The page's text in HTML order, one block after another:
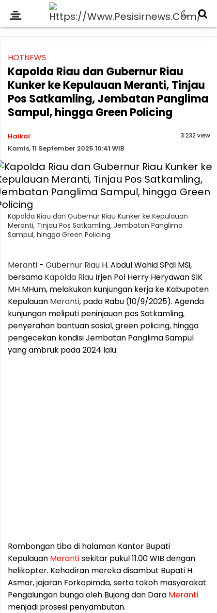
HOTNEWS
Kapolda Riau dan Gubernur Riau
Kunker ke Kepulauan Meranti, Tinjau
Pos Satkamling, Jembatan Panglima
Sampul, hingga Green Policing
Haikal
Kamis, 11 September 2025 10:41 WIB
3.232 view
Kapolda Riau dan Gubernur Riau Kunker ke Kepulauan
Meranti, Tinjau Pos Satkamling, Jembatan Panglima
Sampul, hingga Green Policing
Meranti - Gubernur Riau H. Abdul Wahid SPdI MSi,
bersama Kapolda Riau Irjen Pol Herry Heryawan SIK
MH MHum, melakukan kunjungan kerja ke Kabupaten
Kepulauan Meranti, pada Rabu (10/9/2025). Agenda
kunjungan meliputi peninjauan pos Satkamling,
penyerahan bantuan sosial, green policing, hingga
pengecekan kondisi Jembatan Panglima Sampul
yang ambruk pada 2024 lalu.
Rombongan tiba di halaman Kantor Bupati
Kepulauan Merantisekitar pukul 11.00 WIB dengan
helikopter. Kehadiran mereka disambut Bupati H.
Asmar, jajaran Forkopimda, serta tokoh masyarakat.
Pengalungan bunga oleh Bujang dan Dara Meranti
menjadi prosesi penyambutan.